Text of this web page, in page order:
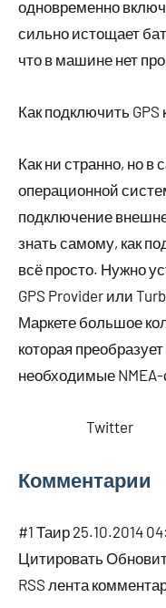
одновременно
сильно истощает
что в машине нет
Как подключить
Как ни странно, но в
операционной
подключение
знать самому, как
всё просто. Нужно
GPS Provider или
Маркете большое
которая
необходимые NMEA-
Twitter
Комментарии
#1 Таир 25.10.2014
Цитировать
RSS лента